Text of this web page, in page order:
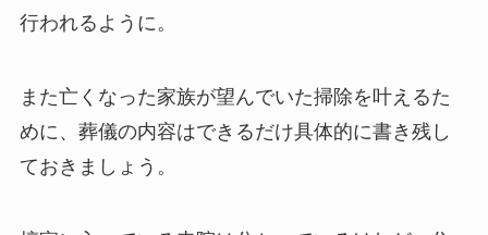
行われるように。
また亡くなった家族が望んでいた掃除を叶えるた
めに、葬儀の内容はできるだけ具体的に書き残し
ておきましょう。